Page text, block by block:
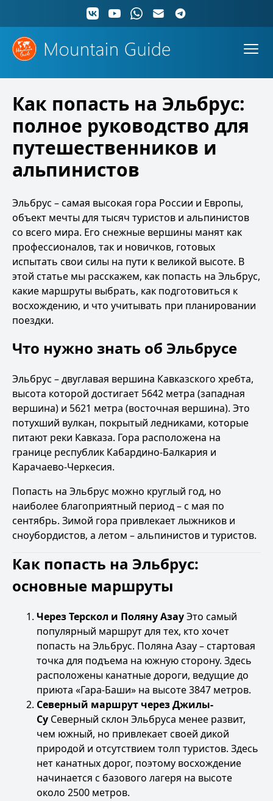
Как попасть на Эльбрус:
полное руководство для
путешественников и
альпинистов
Эльбрус – самая высокая гора России и Европы,
объект мечты для тысяч туристов и альпинистов
со всего мира. Его снежные вершины манят как
профессионалов, так и новичков, готовых
испытать свои силы на пути к великой высоте. В
этой статье мы расскажем, как попасть на Эльбрус,
какие маршруты выбрать, как подготовиться к
восхождению, и что учитывать при планировании
поездки.
Что нужно знать об Эльбрусе
Эльбрус – двуглавая вершина Кавказского хребта,
высота которой достигает 5642 метра (западная
вершина) и 5621 метра (восточная вершина). Это
потухший вулкан, покрытый ледниками, которые
питают реки Кавказа. Гора расположена на
границе республик Кабардино-Балкария и
Карачаево-Черкесия.
Попасть на Эльбрус можно круглый год, но
наиболее благоприятный период – с мая по
сентябрь. Зимой гора привлекает лыжников и
сноубордистов, а летом – альпинистов и туристов.
Как попасть на Эльбрус:
основные маршруты
Через Терскол и Поляну АзауЭто самый
популярный маршрут для тех, кто хочет
попасть на Эльбрус. Поляна Азау – стартовая
точка для подъема на южную сторону. Здесь
расположены канатные дороги, ведущие до
приюта «Гара-Баши» на высоте 3847 метров.
Северный маршрут через Джилы-
Су Северный склон Эльбруса менее развит,
чем южный, но привлекает своей дикой
природой и отсутствием толп туристов. Здесь
нет канатных дорог, поэтому восхождение
начинается с базового лагеря на высоте
около 2500 метров.